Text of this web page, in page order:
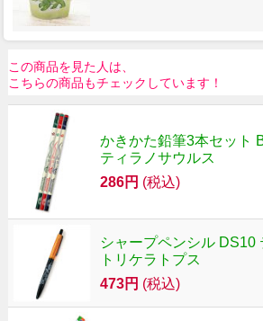
この商品を見た人は、
こちらの商品もチェックしています！
かきかた鉛筆3本セット
ティラノサウルス
286円 (税込)
シャープペンシル DS10
トリケラトプス
473円 (税込)